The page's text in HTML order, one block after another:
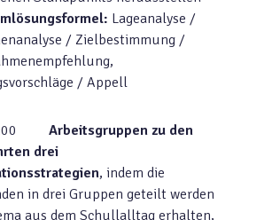
Lageanalyse /
/ Zielbestimmung /
/ Appell
Arbeitsgruppen zu den
drei
, indem die
in drei Gruppen geteilt werden
aus dem Schullalltag erhalten,